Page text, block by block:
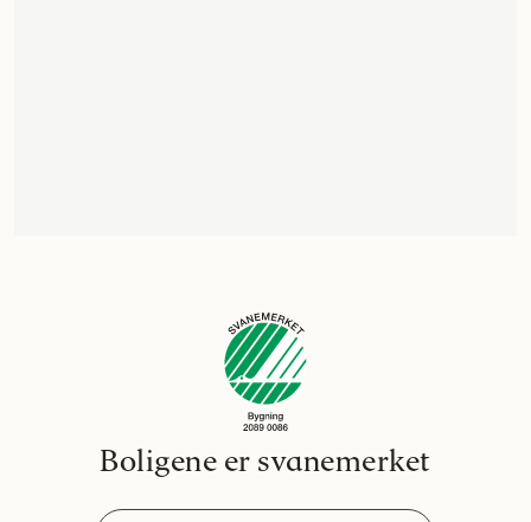
Boligene er svanemerket